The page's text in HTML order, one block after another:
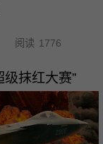
阅读 1776
抹红大赛”